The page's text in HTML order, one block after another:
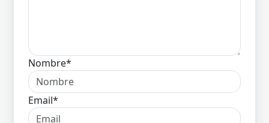
Nombre*
Email*